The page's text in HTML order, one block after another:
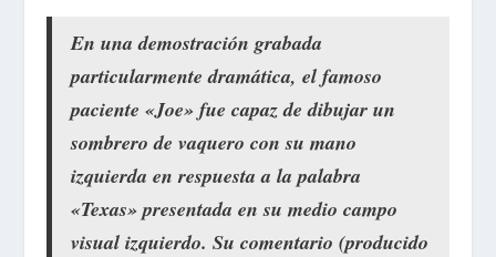
En una demostración grabada
particularmente dramática, el famoso
paciente «Joe» fue capaz de dibujar un
sombrero de vaquero con su mano
izquierda en respuesta a la palabra
«Texas» presentada en su medio campo
visual izquierdo. Su comentario (producido